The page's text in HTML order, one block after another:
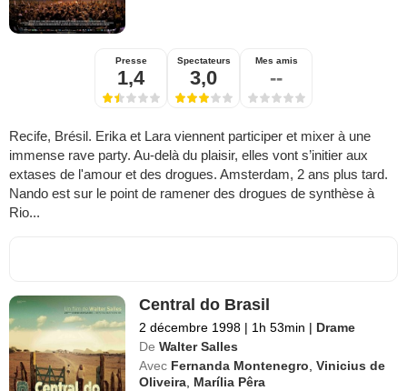
Presse
1,4
Spectateurs
3,0
Mes amis
--
Recife, Brésil. Erika et Lara viennent participer et mixer à une
immense rave party. Au-delà du plaisir, elles vont s’initier aux
extases de l'amour et des drogues. Amsterdam, 2 ans plus tard.
Nando est sur le point de ramener des drogues de synthèse à
Rio...
Central do Brasil
2 décembre 1998 | 1h 53min | Drame
De Walter Salles
Avec Fernanda Montenegro,Vinicius de
Oliveira, Marília Pêra